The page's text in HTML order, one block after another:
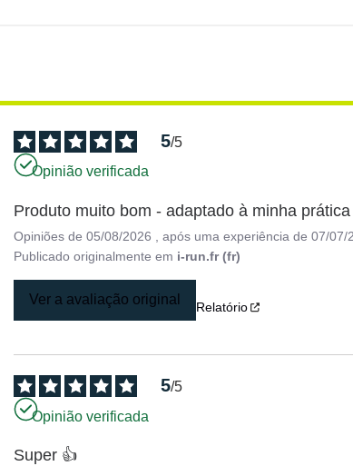
5/5
Opinião verificada
Produto muito bom - adaptado à minha
Opiniões de05/08/2026 , após uma experiência de07/07/
Publicado originalmente em i-run.fr (fr)
Ver a avaliação original Relatório
5/5
Opinião verificada
Super 👍